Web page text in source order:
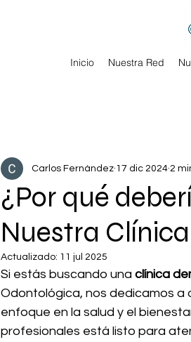
Inicio Nuestra Red
¿Por qué
Nuestra
Carlos Fernández 17 dic 2024 2
Actualizado: 11 jul 2025
Si estás buscando una clínica
Odontológica, nos dedicamos a
enfoque en la salud y el
profesionales está listo para